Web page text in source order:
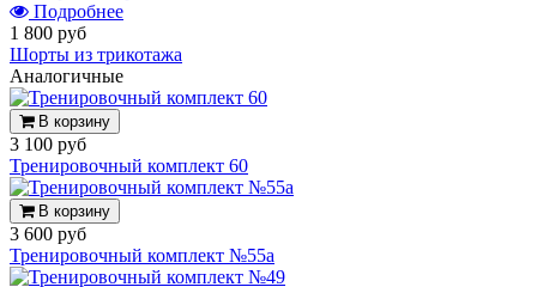
Подробнее
1 800 руб
Шорты из трикотажа
Аналогичные
В корзину
3 100 руб
Тренировочный комплект 60
В корзину
3 600 руб
Тренировочный комплект №55а